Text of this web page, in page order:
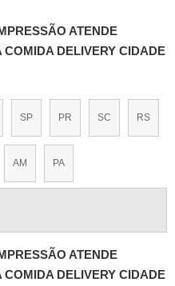
ATENDE
DELIVERY CIDADE
SP PR SC RS
AM PA
ATENDE
DELIVERY CIDADE